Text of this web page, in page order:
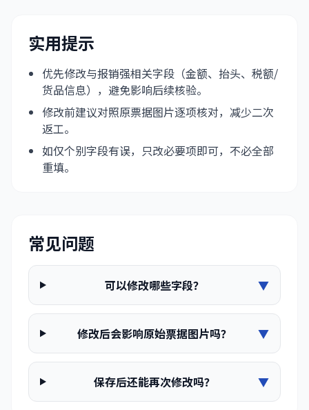
实用提示
优先修改与报销强相关字段（金额、抬头、税额/
货品信息），避免影响后续核验。
修改前建议对照原票据图片逐项核对，减少二次
返工。
如仅个别字段有误，只改必要项即可，不必全部
重填。
常见问题
可以修改哪些字段？ ▼
修改后会影响原始票据图片吗？ ▼
保存后还能再次修改吗？ ▼